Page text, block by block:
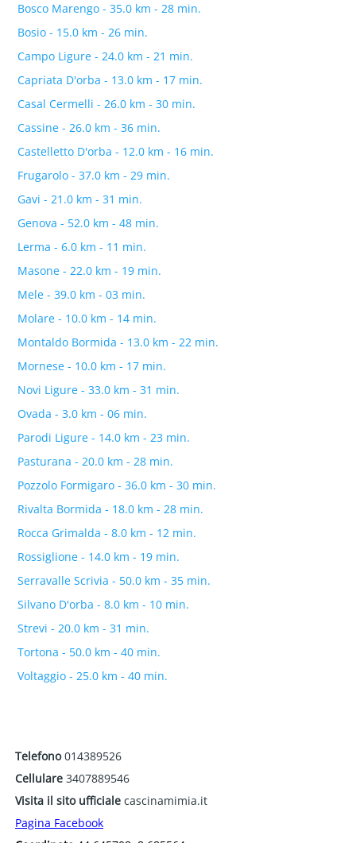
Bosco Marengo - 35.0 km - 28 min.
Bosio - 15.0 km - 26 min.
Campo Ligure - 24.0 km - 21 min.
Capriata D'orba - 13.0 km - 17 min.
Casal Cermelli - 26.0 km - 30 min.
Cassine - 26.0 km - 36 min.
Castelletto D'orba - 12.0 km - 16 min.
Frugarolo - 37.0 km - 29 min.
Gavi - 21.0 km - 31 min.
Genova - 52.0 km - 48 min.
Lerma - 6.0 km - 11 min.
Masone - 22.0 km - 19 min.
Mele - 39.0 km - 03 min.
Molare - 10.0 km - 14 min.
Montaldo Bormida - 13.0 km - 22 min.
Mornese - 10.0 km - 17 min.
Novi Ligure - 33.0 km - 31 min.
Ovada - 3.0 km - 06 min.
Parodi Ligure - 14.0 km - 23 min.
Pasturana - 20.0 km - 28 min.
Pozzolo Formigaro - 36.0 km - 30 min.
Rivalta Bormida - 18.0 km - 28 min.
Rocca Grimalda - 8.0 km - 12 min.
Rossiglione - 14.0 km - 19 min.
Serravalle Scrivia - 50.0 km - 35 min.
Silvano D'orba - 8.0 km - 10 min.
Strevi - 20.0 km - 31 min.
Tortona - 50.0 km - 40 min.
Voltaggio - 25.0 km - 40 min.
Telefono014389526
Cellulare 3407889546
Visita il sito ufficiale cascinamimia.it
Pagina Facebook